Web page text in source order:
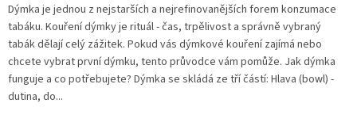
Dýmka je jednou z nejstarších a nejrefinovanějších forem konzumace
tabáku. Kouření dýmky je rituál - čas, trpělivost a správně vybraný
tabák dělají celý zážitek. Pokud vás dýmkové kouření zajímá nebo
chcete vybrat první dýmku, tento průvodce vám pomůže. Jak dýmka
funguje a co potřebujete? Dýmka se skládá ze tří částí: Hlava (bowl) -
dutina, do...